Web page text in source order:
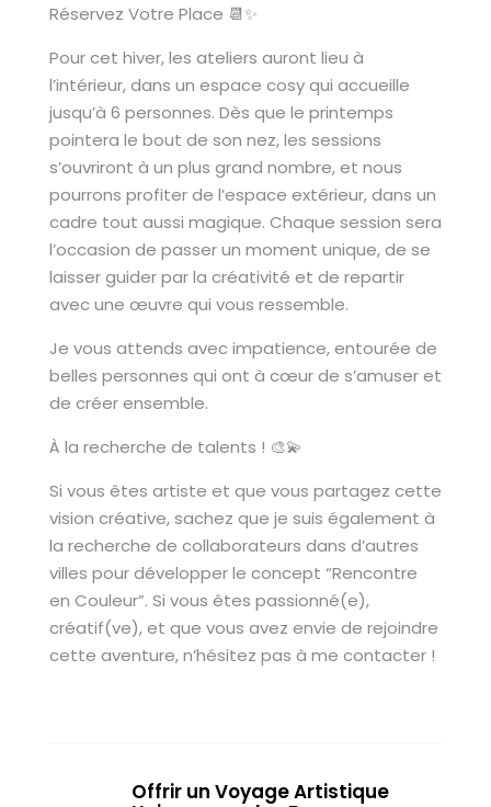
Réservez Votre Place 📆✨
Pour cet hiver, les ateliers auront lieu à
l’intérieur, dans un espace cosy qui accueille
jusqu’à 6 personnes. Dès que le printemps
pointera le bout de son nez, les sessions
s’ouvriront à un plus grand nombre, et nous
pourrons profiter de l’espace extérieur, dans un
cadre tout aussi magique. Chaque session sera
l’occasion de passer un moment unique, de se
laisser guider par la créativité et de repartir
avec une œuvre qui vous ressemble.
Je vous attends avec impatience, entourée de
belles personnes qui ont à cœur de s’amuser et
de créer ensemble.
À la recherche de talents ! 🎨💫
Si vous êtes artiste et que vous partagez cette
vision créative, sachez que je suis également à
la recherche de collaborateurs dans d’autres
villes pour développer le concept “Rencontre
en Couleur”. Si vous êtes passionné(e),
créatif(ve), et que vous avez envie de rejoindre
cette aventure, n’hésitez pas à me contacter !
Offrir un Voyage Artistique